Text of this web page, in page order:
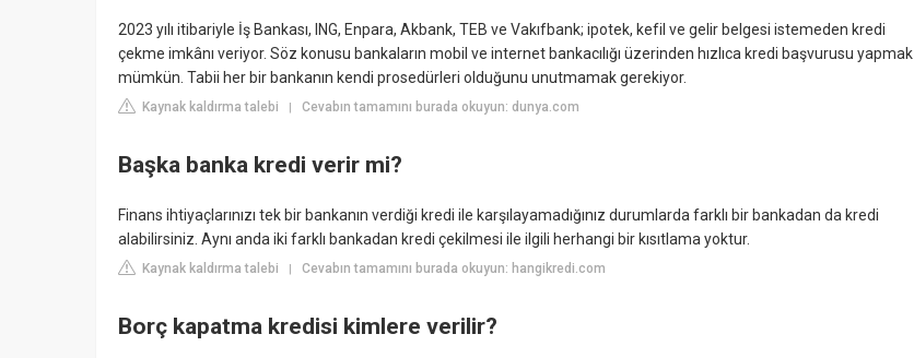
2023 yılı itibariyle İş Bankası, ING, Enpara, Akbank, TEB ve Vakıfbank; ipotek, kefil ve gelir belgesi istemeden kredi
çekme imkânı veriyor. Söz konusu bankaların mobil ve internet bankacılığı üzerinden hızlıca kredi başvurusu yapmak
mümkün. Tabii her bir bankanın kendi prosedürleri olduğunu unutmamak gerekiyor.
Kaynak kaldırma talebi | Cevabın tamamını burada okuyun: dunya.com
Başka banka kredi verir mi?
Finans ihtiyaçlarınızı tek bir bankanın verdiği kredi ile karşılayamadığınız durumlarda farklı bir bankadan da kredi
alabilirsiniz. Aynı anda iki farklı bankadan kredi çekilmesi ile ilgili herhangi bir kısıtlama yoktur.
Kaynak kaldırma talebi | Cevabın tamamını burada okuyun: hangikredi.com
Borç kapatma kredisi kimlere verilir?